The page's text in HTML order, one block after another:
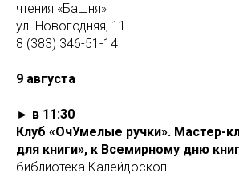
чтения «Башня»
ул. Новогодняя, 11
8 (383) 346-51-14
9 августа
► в 11:30
Клуб «ОчУмелые ручки». Мастер-
для книги», к Всемирному дню
библиотека Калейдоскоп